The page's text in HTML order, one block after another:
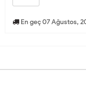
En geç 07 Ağustos,